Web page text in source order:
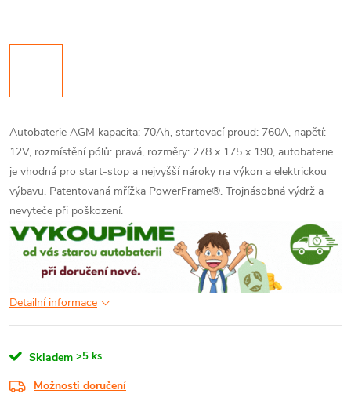
Autobaterie AGM kapacita: 70Ah, startovací proud: 760A, napětí:
12V, rozmístění pólů: pravá, rozměry: 278 x 175 x 190, autobaterie
je vhodná pro start-stop a nejvyšší nároky na výkon a elektrickou
výbavu. Patentovaná mřížka PowerFrame®. Trojnásobná výdrž a
nevyteče při poškození.
Detailní informace
Skladem >5 ks
Možnosti doručení